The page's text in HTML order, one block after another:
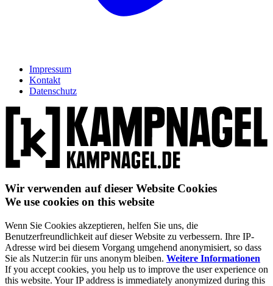
Impressum
Kontakt
Datenschutz
Wir verwenden auf dieser Website Cookies
We use cookies on this website
Wenn Sie Cookies akzeptieren, helfen Sie uns, die
Benutzerfreundlichkeit auf dieser Website zu verbessern. Ihre IP-
Adresse wird bei diesem Vorgang umgehend anonymisiert, so dass
Sie als Nutzer:in für uns anonym bleiben. Weitere Informationen
If you accept cookies, you help us to improve the user experience on
this website. Your IP address is immediately anonymized during this